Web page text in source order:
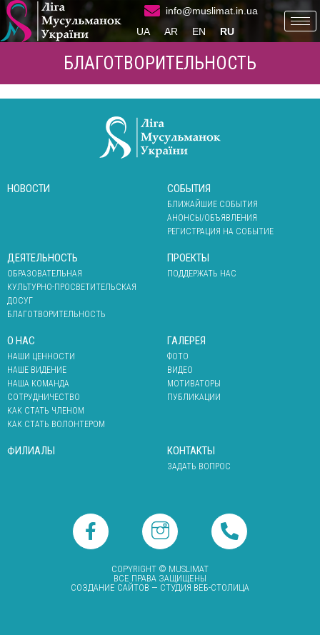
info@muslimat.in.ua
UA
AR EN RU
БЛАГОТВОРИТЕЛЬНОСТЬ
НОВОСТИ СОБЫТИЯ
БЛИЖАЙШИЕ СОБЫТИЯ
АНОНСЫ/ОБЪЯВЛЕНИЯ
РЕГИСТРАЦИЯ НА СОБЫТИЕ
ДЕЯТЕЛЬНОСТЬ
ОБРАЗОВАТЕЛЬНАЯ
КУЛЬТУРНО-ПРОСВЕТИТЕЛЬСКАЯ
ДОСУГ
БЛАГОТВОРИТЕЛЬНОСТЬ
ПРОЕКТЫ
ПОДДЕРЖАТЬ НАС
О НАС
НАШИ ЦЕННОСТИ
НАШЕ ВИДЕНИЕ
НАША КОМАНДА
СОТРУДНИЧЕСТВО
КАК СТАТЬ ЧЛЕНОМ
КАК СТАТЬ ВОЛОНТЕРОМ
ГАЛЕРЕЯ
ФОТО
ВИДЕО
МОТИВАТОРЫ
ПУБЛИКАЦИИ
ФИЛИАЛЫ КОНТАКТЫ
ЗАДАТЬ ВОПРОС
COPYRIGHT © MUSLIMAT
ВСЕ ПРАВА ЗАЩИЩЕНЫ
СОЗДАНИЕ САЙТОВ — СТУДИЯ ВЕБ-СТОЛИЦА